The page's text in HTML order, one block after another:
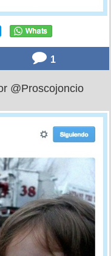
1
@Proscojoncio